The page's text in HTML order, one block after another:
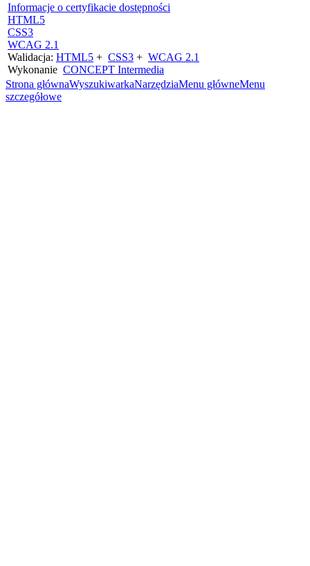
Informacje o certyfikacie dostępności
HTML5
CSS3
WCAG 2.1
Walidacja: HTML5 + CSS3 + WCAG 2.1
Wykonanie CONCEPT Intermedia
Strona głównaWyszukiwarkaNarzędziaMenu główneMenu
szczegółowe